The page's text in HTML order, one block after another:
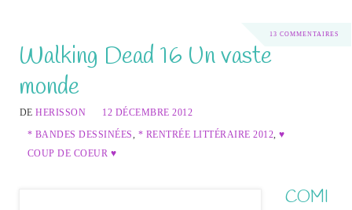
13 COMMENTAIRES
Walking Dead 16 Un vaste
monde
DEHERISSON
12 DÉCEMBRE 2012
* BANDES DESSINÉES, * RENTRÉE LITTÉRAIRE 2012,♥
COUP DE COEUR ♥
COMI